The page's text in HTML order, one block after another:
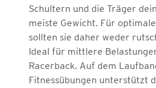
Schultern und die Träger
meiste Gewicht. Für
sollten sie daher weder
Ideal für mittlere
Racerback. Auf dem
Fitnessübungen unterstützt